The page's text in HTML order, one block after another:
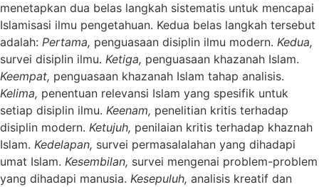
menetapkan dua belas langkah sistematis untuk mencapai
Islamisasi ilmu pengetahuan. Kedua belas langkah tersebut
adalah: Pertama, penguasaan disiplin ilmu modern. Kedua,
survei disiplin ilmu. Ketiga, penguasaan khazanah Islam.
Keempat, penguasaan khazanah Islam tahap analisis.
Kelima, penentuan relevansi Islam yang spesifik untuk
setiap disiplin ilmu. Keenam, penelitian kritis terhadap
disiplin modern. Ketujuh, penilaian kritis terhadap khaznah
Islam. Kedelapan, survei permasalalahan yang dihadapi
umat Islam. Kesembilan, survei mengenai problem-problem
yang dihadapi manusia. Kesepuluh, analisis kreatif dan